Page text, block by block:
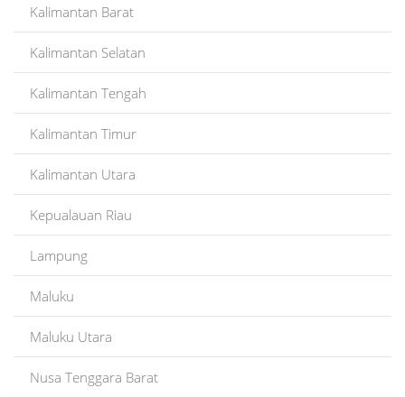
Kalimantan Barat
Kalimantan Selatan
Kalimantan Tengah
Kalimantan Timur
Kalimantan Utara
Kepualauan Riau
Lampung
Maluku
Maluku Utara
Nusa Tenggara Barat